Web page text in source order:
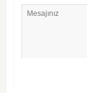
Mesajınız